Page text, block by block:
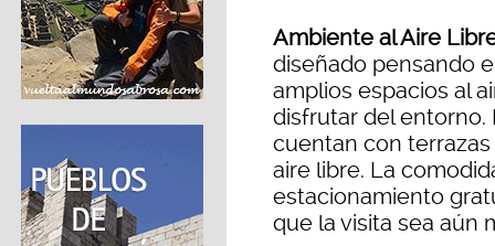
Ambiente al Aire
diseñado pensando
amplios espacios al
disfrutar del entorno.
cuentan con
aire libre. La
estacionamiento
que la visita sea aún